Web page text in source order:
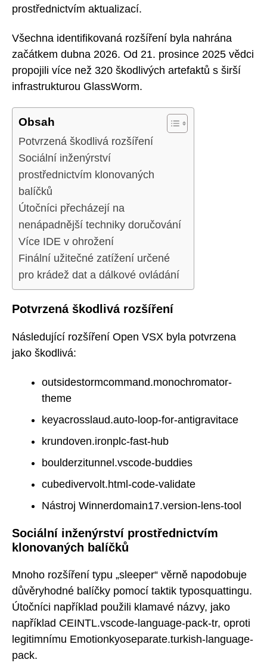
prostřednictvím aktualizací.
Všechna identifikovaná rozšíření byla nahrána
začátkem dubna 2026. Od 21. prosince 2025 vědci
propojili více než 320 škodlivých artefaktů s širší
infrastrukturou GlassWorm.
Obsah
Potvrzená škodlivá rozšíření
Sociální inženýrství
prostřednictvím klonovaných
balíčků
Útočníci přecházejí na
nenápadnější techniky doručování
Více IDE v ohrožení
Finální užitečné zatížení určené
pro krádež dat a dálkové ovládání
Potvrzená škodlivá rozšíření
Následující rozšíření Open VSX byla potvrzena
jako škodlivá:
outsidestormcommand.monochromator-
theme
keyacrosslaud.auto-loop-for-antigravitace
krundoven.ironplc-fast-hub
boulderzitunnel.vscode-buddies
cubedivervolt.html-code-validate
Nástroj Winnerdomain17.version-lens-tool
Sociální inženýrství prostřednictvím
klonovaných balíčků
Mnoho rozšíření typu „sleeper“ věrně napodobuje
důvěryhodné balíčky pomocí taktik typosquattingu.
Útočníci například použili klamavé názvy, jako
například CEINTL.vscode-language-pack-tr, oproti
legitimnímu Emotionkyoseparate.turkish-language-
pack.